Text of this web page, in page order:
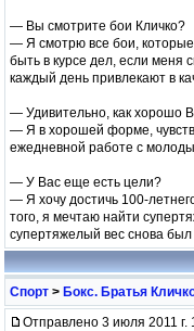
— Вы смотрите бои Кличко?
— Я смотрю все бои,
быть в курсе дел, если меня
каждый день привлекают в
— Удивительно, как хорошо
— Я в хорошей форме,
ежедневной работе с
— У Вас еще есть цели?
— Я хочу достичь 100-
того, я мечтаю найти
супертяжелый вес снова
Спорт > Бокс. Братья
Отправлено 3 июля 2011 г.